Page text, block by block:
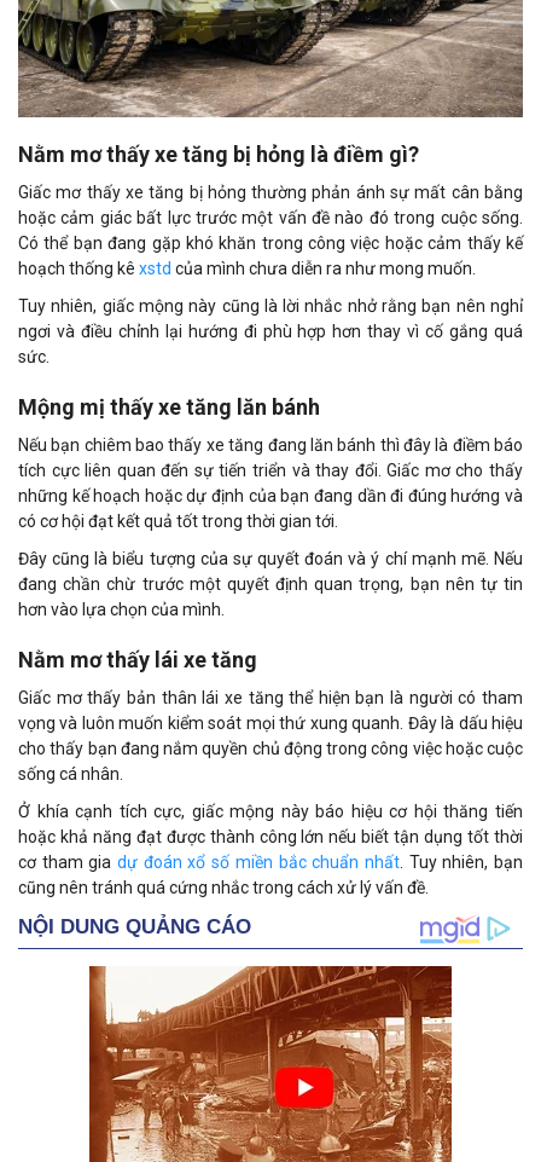
Nằm mơ thấy xe tăng bị hỏng là điềm gì?
Giấc mơ thấy xe tăng bị hỏng thường phản ánh sự mất cân bằng
hoặc cảm giác bất lực trước một vấn đề nào đó trong cuộc sống.
Có thể bạn đang gặp khó khăn trong công việc hoặc cảm thấy kế
hoạch thống kê xstd của mình chưa diễn ra như mong muốn.
Tuy nhiên, giấc mộng này cũng là lời nhắc nhở rằng bạn nên nghỉ
ngơi và điều chỉnh lại hướng đi phù hợp hơn thay vì cố gắng quá
sức.
Mộng mị thấy xe tăng lăn bánh
Nếu bạn chiêm bao thấy xe tăng đang lăn bánh thì đây là điềm báo
tích cực liên quan đến sự tiến triển và thay đổi. Giấc mơ cho thấy
những kế hoạch hoặc dự định của bạn đang dần đi đúng hướng và
có cơ hội đạt kết quả tốt trong thời gian tới.
Đây cũng là biểu tượng của sự quyết đoán và ý chí mạnh mẽ. Nếu
đang chần chừ trước một quyết định quan trọng, bạn nên tự tin
hơn vào lựa chọn của mình.
Nằm mơ thấy lái xe tăng
Giấc mơ thấy bản thân lái xe tăng thể hiện bạn là người có tham
vọng và luôn muốn kiểm soát mọi thứ xung quanh. Đây là dấu hiệu
cho thấy bạn đang nắm quyền chủ động trong công việc hoặc cuộc
sống cá nhân.
Ở khía cạnh tích cực, giấc mộng này báo hiệu cơ hội thăng tiến
hoặc khả năng đạt được thành công lớn nếu biết tận dụng tốt thời
cơ tham giadự đoán xổ số miền bắc chuẩn nhất. Tuy nhiên, bạn
cũng nên tránh quá cứng nhắc trong cách xử lý vấn đề.